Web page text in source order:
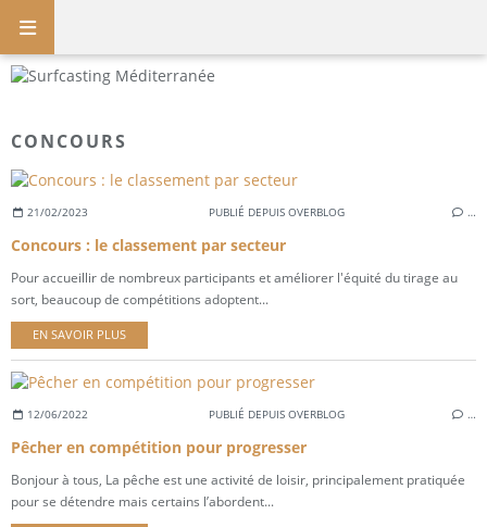
CONCOURS
21/02/2023 PUBLIÉ DEPUIS OVERBLOG …
Concours : le classement par secteur
Pour accueillir de nombreux participants et améliorer l'équité du tirage au
sort, beaucoup de compétitions adoptent...
EN SAVOIR PLUS
12/06/2022 PUBLIÉ DEPUIS OVERBLOG …
Pêcher en compétition pour progresser
Bonjour à tous, La pêche est une activité de loisir, principalement pratiquée
pour se détendre mais certains l’abordent...